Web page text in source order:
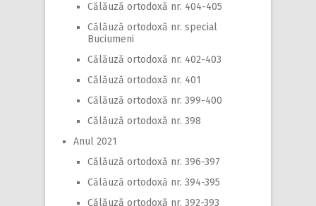
Călăuză ortodoxă nr. 404-405
Călăuză ortodoxă nr. special
Buciumeni
Călăuză ortodoxă nr. 402-403
Călăuză ortodoxă nr. 401
Călăuză ortodoxă nr. 399-400
Călăuză ortodoxă nr. 398
Anul 2021
Călăuză ortodoxă nr. 396-397
Călăuză ortodoxă nr. 394-395
Călăuză ortodoxă nr. 392-393